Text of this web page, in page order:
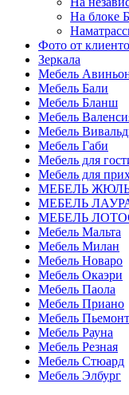
На блоке
Фото от
Зеркала
Мебель
Мебель Бали
Мебель Бланш
Мебель
Мебель
Мебель Габи
Мебель для
Мебель для
МЕБЕЛЬ
МЕБЕЛЬ
МЕБЕЛЬ
Мебель Мальта
Мебель Милан
Мебель Новаро
Мебель Окаэри
Мебель Паола
Мебель Приано
Мебель Пьемонт
Мебель Рауна
Мебель Резная
Мебель Стюард
Мебель Элбург